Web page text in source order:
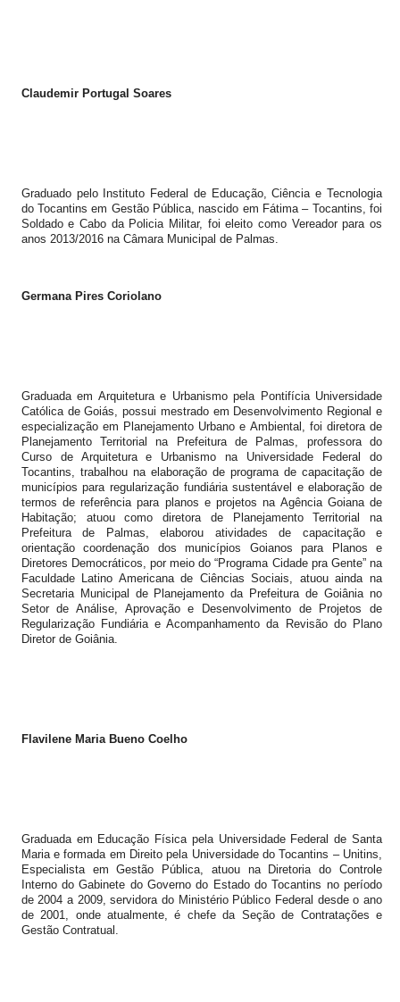
Claudemir Portugal Soares
Graduado pelo Instituto Federal de Educação, Ciência e Tecnologia
do Tocantins em Gestão Pública, nascido em Fátima – Tocantins, foi
Soldado e Cabo da Policia Militar, foi eleito como Vereador para os
anos 2013/2016 na Câmara Municipal de Palmas.
Germana Pires Coriolano
Graduada em Arquitetura e Urbanismo pela Pontifícia Universidade
Católica de Goiás, possui mestrado em Desenvolvimento Regional e
especialização em Planejamento Urbano e Ambiental, foi diretora de
Planejamento Territorial na Prefeitura de Palmas, professora do
Curso de Arquitetura e Urbanismo na Universidade Federal do
Tocantins, trabalhou na elaboração de programa de capacitação de
municípios para regularização fundiária sustentável e elaboração de
termos de referência para planos e projetos na Agência Goiana de
Habitação; atuou como diretora de Planejamento Territorial na
Prefeitura de Palmas, elaborou atividades de capacitação e
orientação coordenação dos municípios Goianos para Planos e
Diretores Democráticos, por meio do “Programa Cidade pra Gente” na
Faculdade Latino Americana de Ciências Sociais, atuou ainda na
Secretaria Municipal de Planejamento da Prefeitura de Goiânia no
Setor de Análise, Aprovação e Desenvolvimento de Projetos de
Regularização Fundiária e Acompanhamento da Revisão do Plano
Diretor de Goiânia.
Flavilene Maria Bueno Coelho
Graduada em Educação Física pela Universidade Federal de Santa
Maria e formada em Direito pela Universidade do Tocantins – Unitins,
Especialista em Gestão Pública, atuou na Diretoria do Controle
Interno do Gabinete do Governo do Estado do Tocantins no período
de 2004 a 2009, servidora do Ministério Público Federal desde o ano
de 2001, onde atualmente, é chefe da Seção de Contratações e
Gestão Contratual.